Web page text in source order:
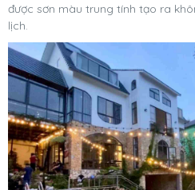
được sơn màu trung tính tạo ra
lịch.